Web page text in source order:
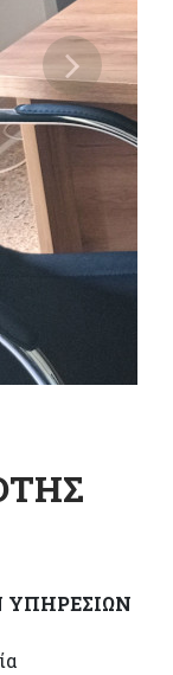
ΥΠΗΡΕΣΙΩΝ